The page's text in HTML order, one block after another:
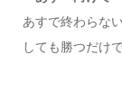
あすで終わらな
しても勝つだけで